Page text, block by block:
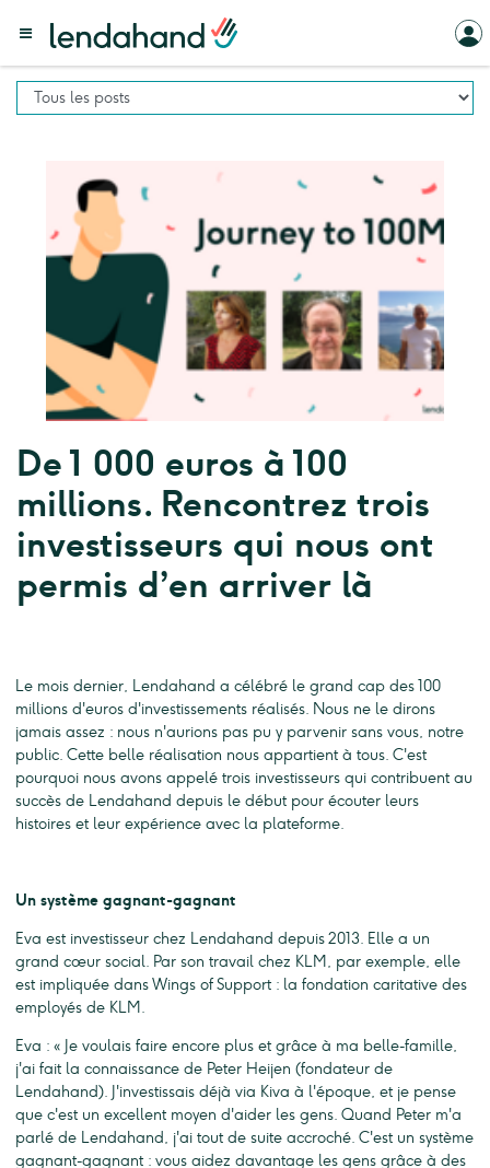
De 1 000 euros à 100
millions. Rencontrez trois
investisseurs qui nous ont
permis d’en arriver là
Le mois dernier, Lendahand a célébré le grand cap des 100
millions d'euros d'investissements réalisés. Nous ne le dirons
jamais assez : nous n'aurions pas pu y parvenir sans vous, notre
public. Cette belle réalisation nous appartient à tous. C'est
pourquoi nous avons appelé trois investisseurs qui contribuent au
succès de Lendahand depuis le début pour écouter leurs
histoires et leur expérience avec la plateforme.
Un système gagnant-gagnant
Eva est investisseur chez Lendahand depuis 2013. Elle a un
grand cœur social. Par son travail chez KLM, par exemple, elle
est impliquée dans Wings of Support : la fondation caritative des
employés de KLM.
Eva : « Je voulais faire encore plus et grâce à ma belle-famille,
j'ai fait la connaissance de Peter Heijen (fondateur de
Lendahand). J'investissais déjà via Kiva à l'époque, et je pense
que c'est un excellent moyen d'aider les gens. Quand Peter m'a
parlé de Lendahand, j'ai tout de suite accroché. C'est un système
gagnant-gagnant : vous aidez davantage les gens grâce à des